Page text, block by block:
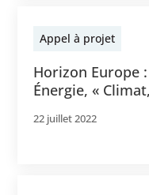
Appel à projet
Horizon Europe
Énergie, «
22 juillet 2022